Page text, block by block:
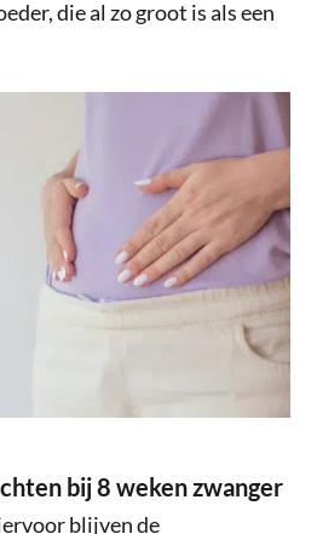
die al zo groot is als een
bij 8 weken zwanger
blijven de